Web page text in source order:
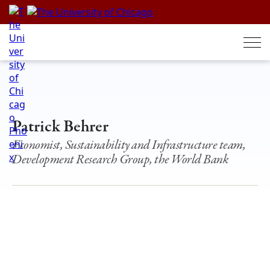
Skip
content
Patrick Behrer
Economist, Sustainability and Infrastructure team,
Development Research Group, the World Bank